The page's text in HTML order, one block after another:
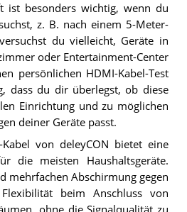
ist besonders wichtig, wenn du
z. B. nach einem 5-Meter-
du vielleicht, Geräte in
oder Entertainment-Center
persönlichen HDMI-Kabel-Test
dass du dir überlegst, ob diese
Einrichtung und zu möglichen
deiner Geräte passt.
von deleyCON bietet eine
die meisten Haushaltsgeräte.
mehrfachen Abschirmung gegen
beim Anschluss von